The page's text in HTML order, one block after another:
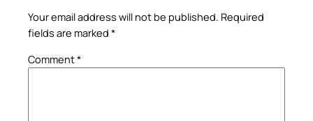
Your email address will not be published. Required
fields are marked *
Comment*